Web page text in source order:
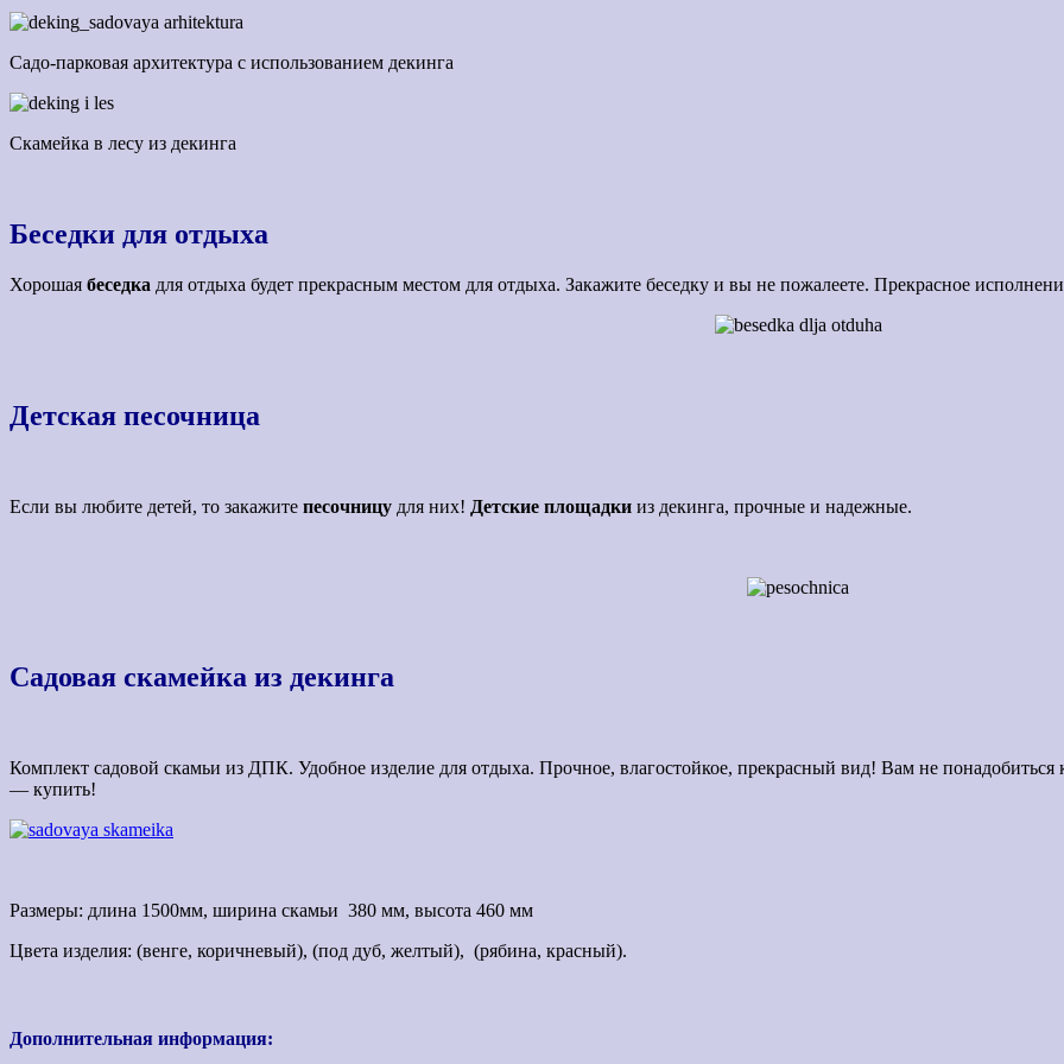
Садо-парковая архитектура с использованием декинга
Скамейка в лесу из декинга
Беседки для отдыха
Хорошая беседка для отдыха будет прекрасным местом для отдыха. Закажите беседку и вы не пожалеете. Прекрасное
Детская песочница
Если вы любите детей, то закажите песочницу для них! Детские площадки из декинга, прочные и надежные.
Садовая скамейка из декинга
Комплект садовой скамьи из ДПК. Удобное изделие для отдыха. Прочное, влагостойкое, прекрасный вид! Вам не понадобиться
— купить!
Размеры: длина 1500мм, ширина скамьи 380 мм, высота 460 мм
Цвета изделия: (венге, коричневый), (под дуб, желтый), (рябина, красный).
Дополнительная информация: